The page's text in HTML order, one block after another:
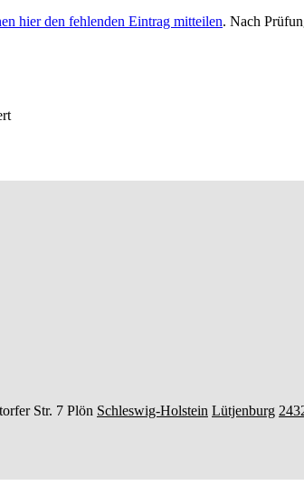
hier den fehlenden Eintrag mitteilen. Nach
Str. 7 Plön Schleswig-Holstein Lütjenburg